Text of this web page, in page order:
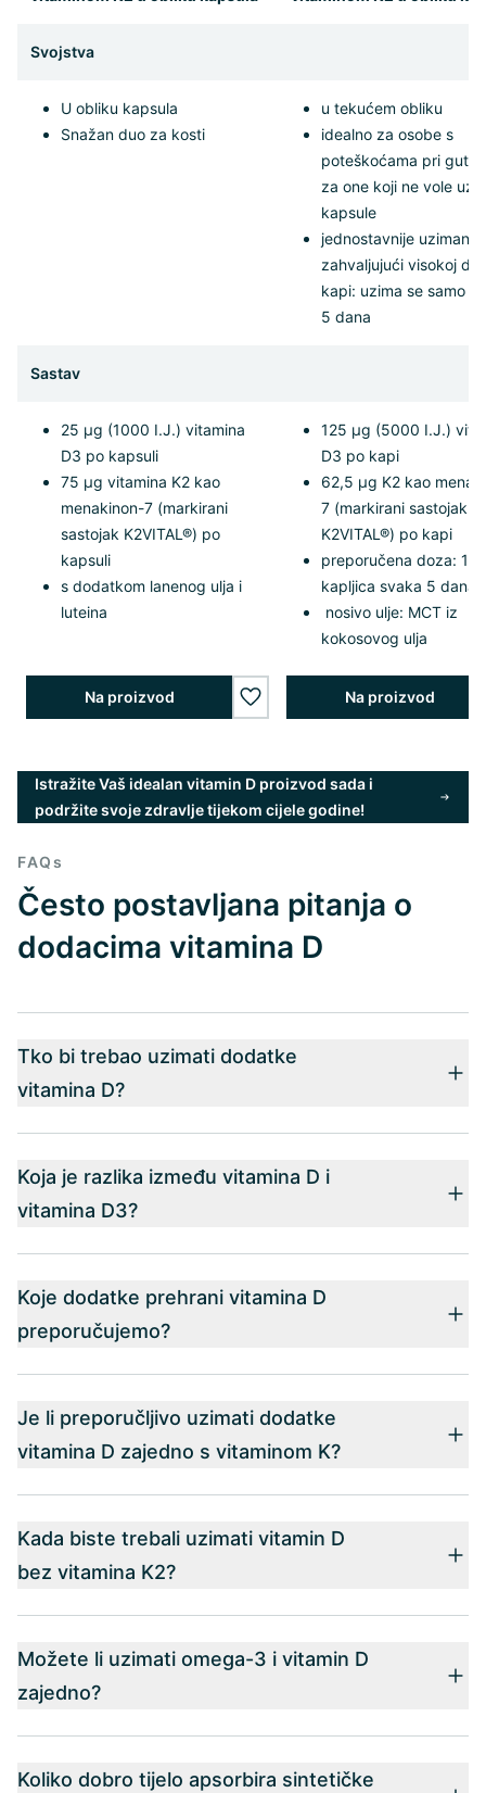
Svojstva
U obliku kapsula
Snažan duo za kosti
u tekućem obliku
idealno za osobe s
poteškoćama pri
za one koji ne vole
kapsule
jednostavnije uzimanje
zahvaljujući visokoj
kapi: uzima se samo
5 dana
Sastav
25 µg (1000 I.J.) vitamina
D3 po kapsuli
75 µg vitamina K2 kao
menakinon-7 (markirani
sastojak K2VITAL®) po
kapsuli
s dodatkom lanenog ulja i
luteina
125 µg (5000 I.J.)
D3 po kapi
62,5 µg K2 kao
7 (markirani sastojak
K2VITAL®) po kapi
preporučena doza: 1
kapljica svaka 5 dana
nosivo ulje: MCT iz
kokosovog ulja
Na proizvod
wishlist.add
Na proizvod
Istražite Vaš idealan vitamin D proizvod sada i
podržite svoje zdravlje tijekom cijele godine!
FAQs
Često postavljana pitanja o
dodacima vitamina D
Tko bi trebao uzimati dodatke
vitamina D?
Koja je razlika između vitamina D i
vitamina D3?
Koje dodatke prehrani vitamina D
preporučujemo?
Je li preporučljivo uzimati dodatke
vitamina D zajedno s vitaminom K?
Kada biste trebali uzimati vitamin D
bez vitamina K2?
Možete li uzimati omega-3 i vitamin D
zajedno?
Koliko dobro tijelo apsorbira sintetičke